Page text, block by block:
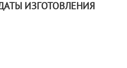
ИЗГОТОВЛЕНИЯ